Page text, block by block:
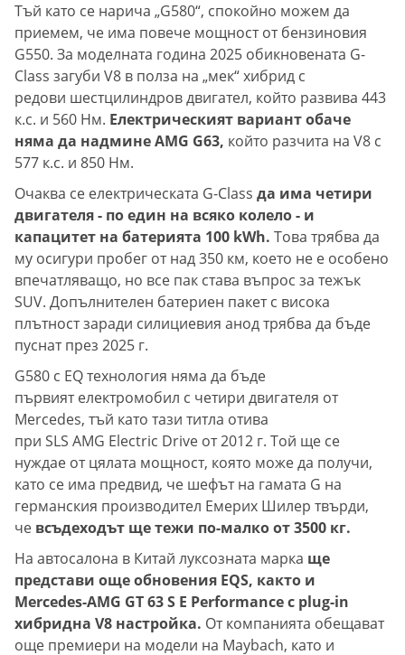
Тъй като се нарича „G580“, спокойно можем да
приемем, че има повече мощност от бензиновия
G550. За моделната година 2025 обикновената G-
Class загуби V8 в полза на „мек“ хибрид с
редови шестцилиндров двигател, който развива 443
к.с. и 560 Нм. Електрическият вариант обаче
няма да надмине AMG G63, който разчита на V8 с
577 к.с. и 850 Нм.
Очаква се електрическата G-Class да има четири
двигателя - по един на всяко колело - и
капацитет на батерията 100 kWh. Това трябва да
му осигури пробег от над 350 км, което не е особено
впечатляващо, но все пак става въпрос за тежък
SUV. Допълнителен батериен пакет с висока
плътност заради силициевия анод трябва да бъде
пуснат през 2025 г.
G580 с EQ технология няма да бъде
първият електромобил с четири двигателя от
Mercedes, тъй като тази титла отива
при SLS AMG Electric Drive от 2012 г. Той ще се
нуждае от цялата мощност, която може да получи,
като се има предвид, че шефът на гамата G на
германския производител Емерих Шилер твърди,
че всъдеходът ще тежи по-малко от 3500 кг.
На автосалона в Китай луксозната марка ще
представи още обновения EQS, както и
Mercedes-AMG GT 63 S E Performance с plug-in
хибридна V8 настройка. От компанията обещават
още премиери на модели на Maybach, като и